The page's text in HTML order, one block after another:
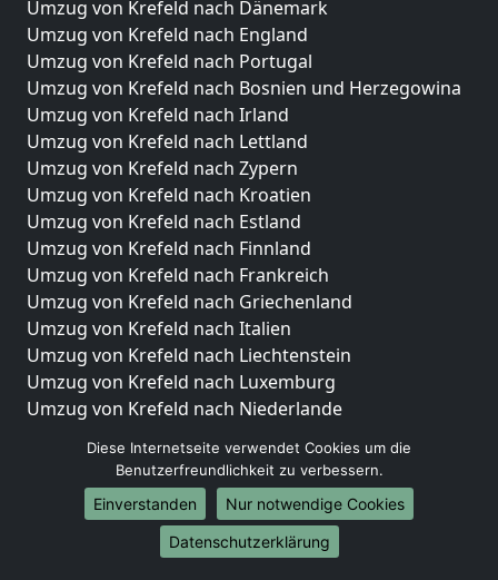
Umzug von Krefeld nach Dänemark
Umzug von Krefeld nach England
Umzug von Krefeld nach Portugal
Umzug von Krefeld nach Bosnien und Herzegowina
Umzug von Krefeld nach Irland
Umzug von Krefeld nach Lettland
Umzug von Krefeld nach Zypern
Umzug von Krefeld nach Kroatien
Umzug von Krefeld nach Estland
Umzug von Krefeld nach Finnland
Umzug von Krefeld nach Frankreich
Umzug von Krefeld nach Griechenland
Umzug von Krefeld nach Italien
Umzug von Krefeld nach Liechtenstein
Umzug von Krefeld nach Luxemburg
Umzug von Krefeld nach Niederlande
Umzüge-Deutschlandweit
Umzug von Krefeld nach Berlin
Umzug von Krefeld nach Hamburg
Diese Internetseite verwendet Cookies um die
Benutzerfreundlichkeit zu verbessern.
Einverstanden
Nur notwendige Cookies
Datenschutzerklärung